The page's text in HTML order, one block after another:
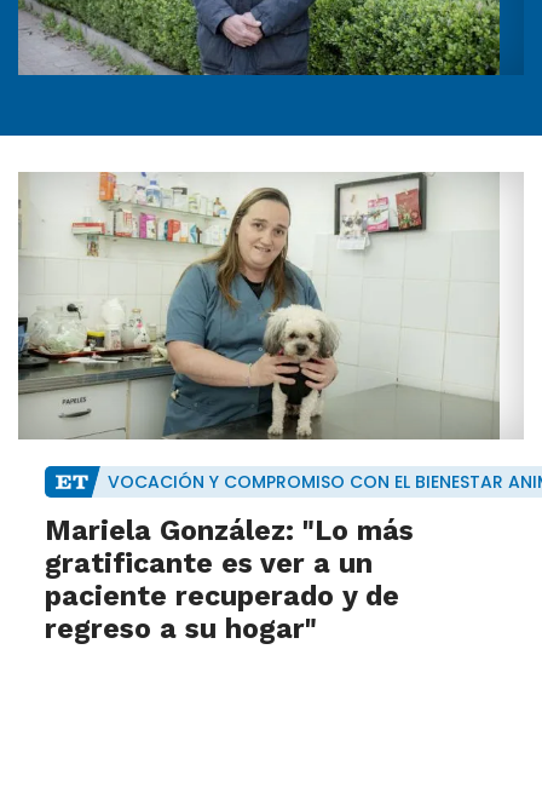
VOCACIÓN Y COMPROMISO CON EL BIENESTAR
Mariela González: "Lo más
gratificante es ver a un
paciente recuperado y de
regreso a su hogar"